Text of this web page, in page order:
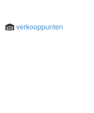
verkooppunten